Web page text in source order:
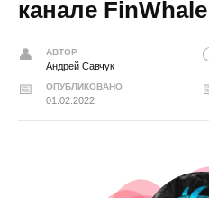
канале
АВТОР
Андрей Савчук
ОПУБЛИКОВАНО
01.02.2022